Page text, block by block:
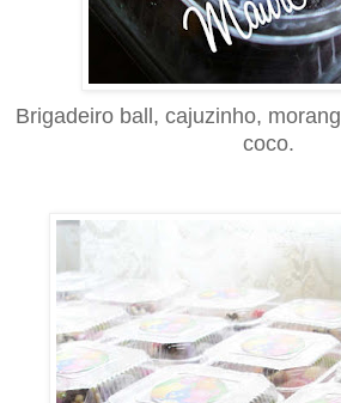
Brigadeiro ball, cajuzinho,
coco.